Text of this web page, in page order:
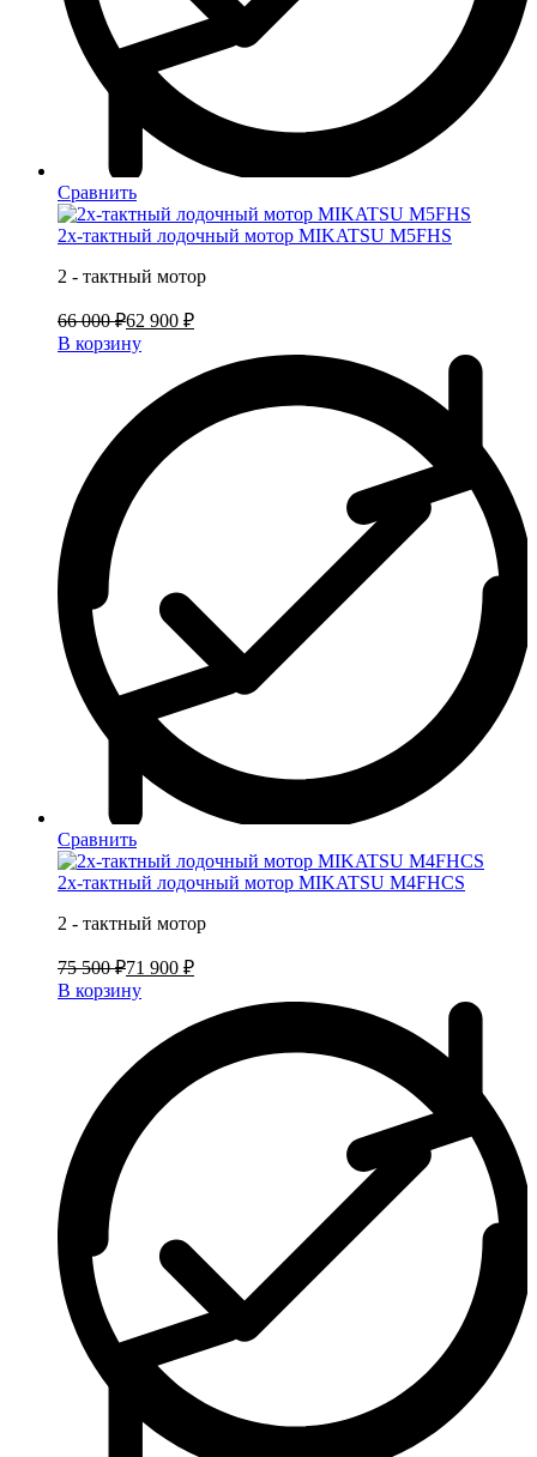
Сравнить
2х-тактный лодочный мотор MIKATSU M5FHS
2 - тактный мотор
66 000 ₽62 900 ₽
В корзину
Сравнить
2х-тактный лодочный мотор MIKATSU M4FHCS
2 - тактный мотор
75 500 ₽71 900 ₽
В корзину